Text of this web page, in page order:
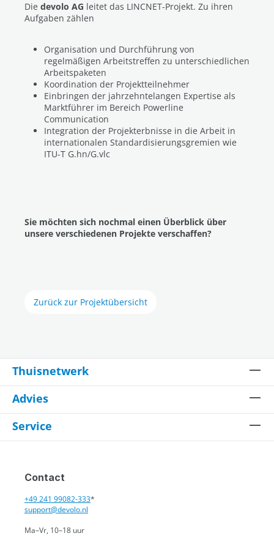
Die devolo AG leitet das LINCNET-Projekt. Zu ihren
Aufgaben zählen
Organisation und Durchführung von
regelmäßigen Arbeitstreffen zu unterschiedlichen
Arbeitspaketen
Koordination der Projektteilnehmer
Einbringen der jahrzehntelangen Expertise als
Marktführer im Bereich Powerline
Communication
Integration der Projekterbnisse in die Arbeit in
internationalen Standardisierungsgremien wie
ITU-T G.hn/G.vlc
Sie möchten sich nochmal einen Überblick über
unsere verschiedenen Projekte verschaffen?
Zurück zur Projektübersicht
Thuisnetwerk
Advies
Service
Contact
+49 241 99082-333*
support@devolo.nl
Ma–Vr, 10–18 uur